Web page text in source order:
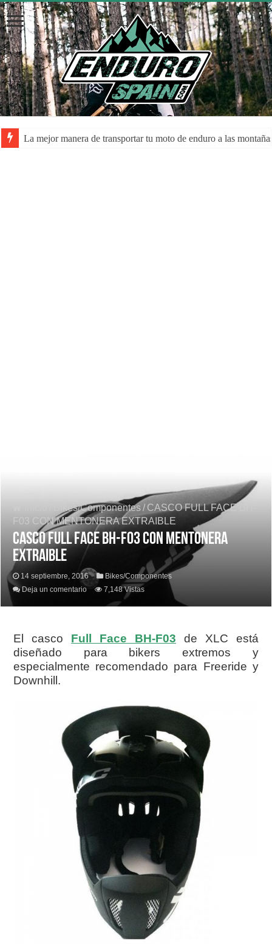
La mejor manera de transportar tu moto de enduro a las
Bikes/Componentes/ CASCO FULL FACE BH-
F03 CON MENTONERA EXTRAIBLE
CASCO FULL FACE BH-F03 CON MENTONERA
EXTRAIBLE
14 septiembre, 2016
Bikes/Componentes
Deja un comentario
7,148 Vistas
El casco Full Face BH-F03 de XLC está
diseñado para bikers extremos y
especialmente recomendado para Freeride y
Downhill.